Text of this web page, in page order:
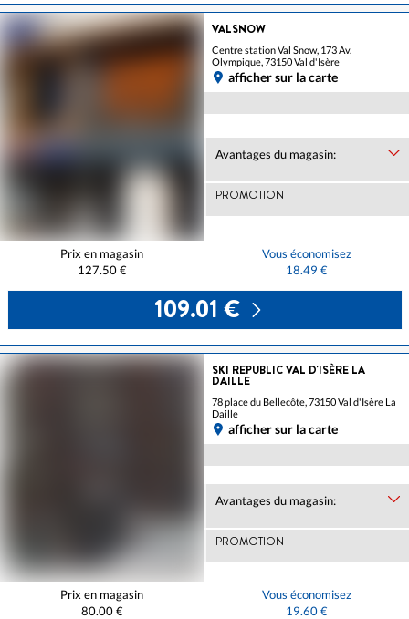
VALSNOW
Centre station Val Snow, 173 Av.
Olympique, 73150 Val d'Isère
afficher sur la carte
Avantages du magasin:
PROMOTION
Prix en magasin
127.50 €
Vous économisez
18.49 €
109.01 €
SKI REPUBLIC VAL D'ISÈRE LA
DAILLE
78 place du Bellecôte, 73150 Val d'Isère La
Daille
afficher sur la carte
Avantages du magasin:
PROMOTION
Prix en magasin
80.00 €
Vous économisez
19.60 €